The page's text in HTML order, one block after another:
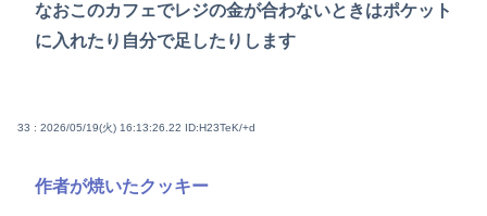
なおこのカフェでレジの金が合わないときはポケット
に入れたり自分で足したりします
33 : 2026/05/19(火) 16:13:26.22 ID:H23TeK/+d
作者が焼いたクッキー